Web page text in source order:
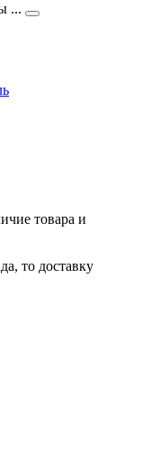
...
товара и
то доставку